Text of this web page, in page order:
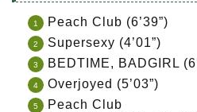
Peach Club (6’39”)
Supersexy (4’01”)
BEDTIME, BADGIRL
Overjoyed (5’03”)
Peach Club